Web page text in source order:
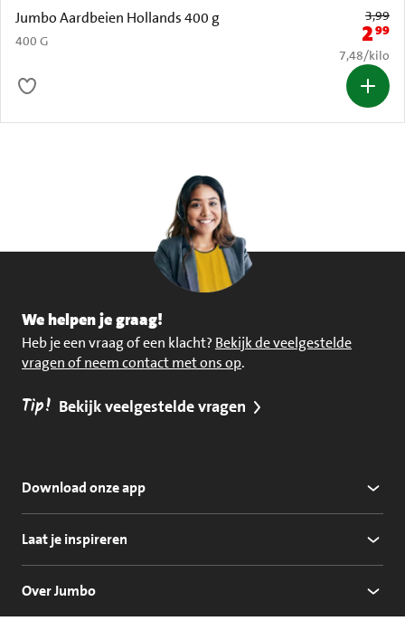
Jumbo Aardbeien Hollands 400 g
400 G
Oude prijs:
3,99
299
€ 7,48 per
7,48/kilo
We helpen je graag!
Heb je een vraag of een klacht? Bekijk de veelgestelde
vragen of neem contact met ons op.
Tip! Bekijk veelgestelde vragen
Download onze app
Laat je inspireren
Over Jumbo